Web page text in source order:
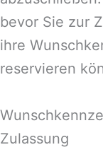
bevor Sie zur
ihre
reservieren
Zulassung